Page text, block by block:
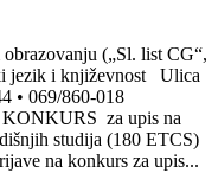
(„Sl. list CG“,
jezik i književnost Ulica
• 069/860-018
za upis na
studija (180 ETCS)
na konkurs za upis...